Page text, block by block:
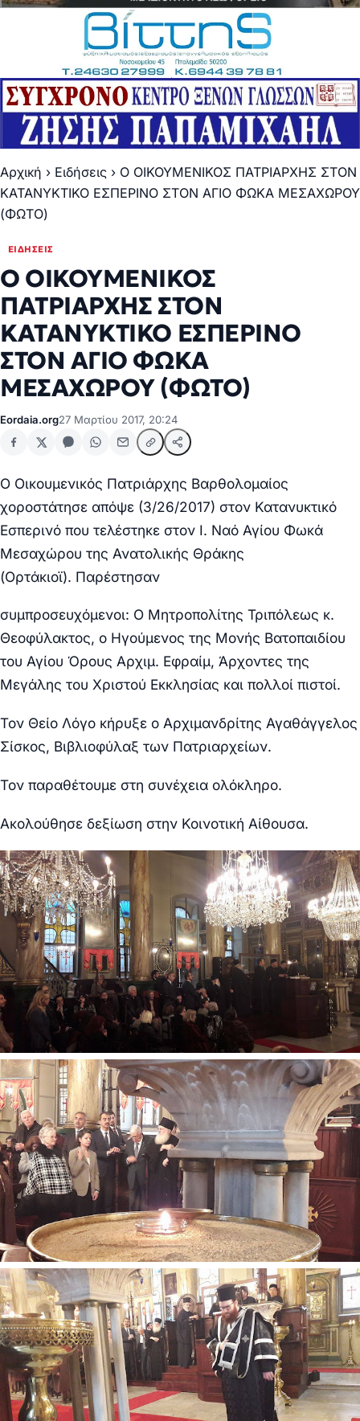
Αρχική › Ειδήσεις › Ο ΟΙΚΟΥΜΕΝΙΚΟΣ ΠΑΤΡΙΑΡΧΗΣ ΣΤΟΝ
ΚΑΤΑΝΥΚΤΙΚΟ ΕΣΠΕΡΙΝΟ ΣΤΟΝ ΑΓΙΟ ΦΩΚΑ ΜΕΣΑΧΩΡΟΥ
(ΦΩΤΟ)
ΕΙΔΉΣΕΙΣ
Ο ΟΙΚΟΥΜΕΝΙΚΟΣ
ΠΑΤΡΙΑΡΧΗΣ ΣΤΟΝ
ΚΑΤΑΝΥΚΤΙΚΟ ΕΣΠΕΡΙΝΟ
ΣΤΟΝ ΑΓΙΟ ΦΩΚΑ
ΜΕΣΑΧΩΡΟΥ (ΦΩΤΟ)
Eordaia.org27 Μαρτίου 2017, 20:24
Ο Οικουμενικός Πατριάρχης Βαρθολομαίος
χοροστάτησε απόψε (3/26/2017) στον Κατανυκτικό
Εσπερινό που τελέστηκε στον Ι. Ναό Αγίου Φωκά
Μεσαχώρου της Ανατολικής Θράκης
(Ορτάκιοϊ). Παρέστησαν
συμπροσευχόμενοι: Ο Μητροπολίτης Τριπόλεως κ.
Θεοφύλακτος, ο Ηγούμενος της Μονής Βατοπαιδίου
του Αγίου Όρους Αρχιμ. Εφραίμ, Άρχοντες της
Μεγάλης του Χριστού Εκκλησίας και πολλοί πιστοί.
Τον Θείο Λόγο κήρυξε ο Αρχιμανδρίτης Αγαθάγγελος
Σίσκος, Βιβλιοφύλαξ των Πατριαρχείων.
Τον παραθέτουμε στη συνέχεια ολόκληρο.
Ακολούθησε δεξίωση στην Κοινοτική Αίθουσα.